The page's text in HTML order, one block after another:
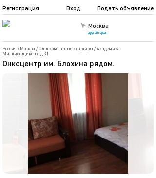
Москва
другой город
Подать объявление
Регистрация Вход
Россия / Москва / Однокомнатные квартиры /Академика
Миллионщикова, д.31
Онкоцентр им. Блохина рядом.